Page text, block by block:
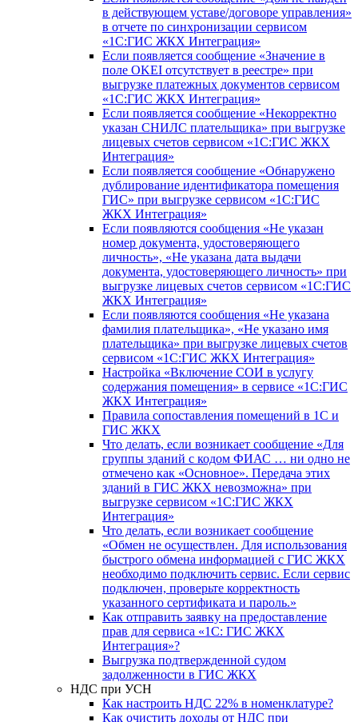
в действующем уставе/договоре управления»
в отчете по синхронизации сервисом
«1С:ГИС ЖКХ Интеграция»
Если появляется сообщение «Значение в
поле OKEI отсутствует в реестре» при
выгрузке платежных документов сервисом
«1С:ГИС ЖКХ Интеграция»
Если появляется сообщение «Некорректно
указан СНИЛС плательщика» при выгрузке
лицевых счетов сервисом «1С:ГИС ЖКХ
Интеграция»
Если появляется сообщение «Обнаружено
дублирование идентификатора помещения
ГИС» при выгрузке сервисом «1С:ГИС
ЖКХ Интеграция»
Если появляются сообщения «Не указан
номер документа, удостоверяющего
личность», «Не указана дата выдачи
документа, удостоверяющего личность» при
выгрузке лицевых счетов сервисом «1С:ГИС
ЖКХ Интеграция»
Если появляются сообщения «Не указана
фамилия плательщика», «Не указано имя
плательщика» при выгрузке лицевых счетов
сервисом «1С:ГИС ЖКХ Интеграция»
Настройка «Включение СОИ в услугу
содержания помещения» в сервисе «1С:ГИС
ЖКХ Интеграция»
Правила сопоставления помещений в 1С и
ГИС ЖКХ
Что делать, если возникает сообщение «Для
группы зданий с кодом ФИАС … ни одно не
отмечено как «Основное». Передача этих
зданий в ГИС ЖКХ невозможна» при
выгрузке сервисом «1С:ГИС ЖКХ
Интеграция»
Что делать, если возникает сообщение
«Обмен не осуществлен. Для использования
быстрого обмена информацией с ГИС ЖКХ
необходимо подключить сервис. Если сервис
подключен, проверьте корректность
указанного сертификата и пароль.»
Как отправить заявку на предоставление
прав для сервиса «1С: ГИС ЖКХ
Интеграция»?
Выгрузка подтвержденной судом
задолженности в ГИС ЖКХ
НДС при УСН
Как настроить НДС 22% в номенклатуре?
Как очистить доходы от НДС при